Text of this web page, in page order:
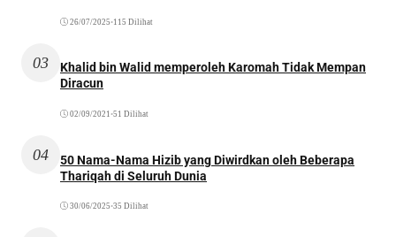
26/07/2025 •115 Dilihat
03
Khalid bin Walid memperoleh Karomah Tidak Mempan
Diracun
02/09/2021 •51 Dilihat
04
50 Nama-Nama Hizib yang Diwirdkan oleh Beberapa
Thariqah di Seluruh Dunia
30/06/2025 •35 Dilihat